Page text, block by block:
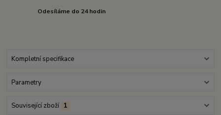
Odesíláme do 24 hodin
Kompletní specifikace
Parametry
Související zboží 1